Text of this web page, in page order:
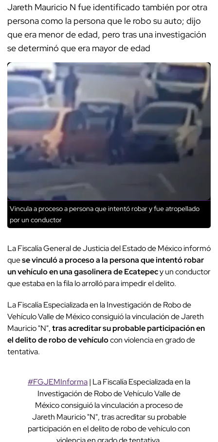
Jareth Mauricio N fue identificado también por otra
persona como la persona que le robo su auto; dijo
que era menor de edad, pero tras una investigación
se determinó que era mayor de edad
Vincula a proceso a persona que intentó robar y fue atropellado
por un conductor
La Fiscalía General de Justicia del Estado de México informó
quese vinculó a proceso a la persona que intentó robar
un vehículo en una gasolinera de Ecatepecy un conductor
que estaba en la fila lo arrolló para impedir el delito.
La Fiscalía Especializada en la Investigación de Robo de
Vehículo Valle de México consiguió la vinculación de Jareth
Mauricio "N",tras acreditar su probable participación en
el delito de robo de vehículocon violencia en grado de
tentativa.
#FGJEMInforma| La Fiscalía Especializada en la
Investigación de Robo de Vehículo Valle de
México consiguió la vinculación a proceso de
Jareth Mauricio "N", tras acreditar su probable
participación en el delito de robo de vehículo con